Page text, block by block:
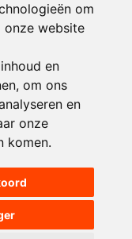
om
website
en
om ons
en
onze
komen.